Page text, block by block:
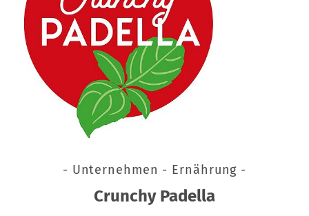
- Unternehmen - Ernährung -
Crunchy Padella